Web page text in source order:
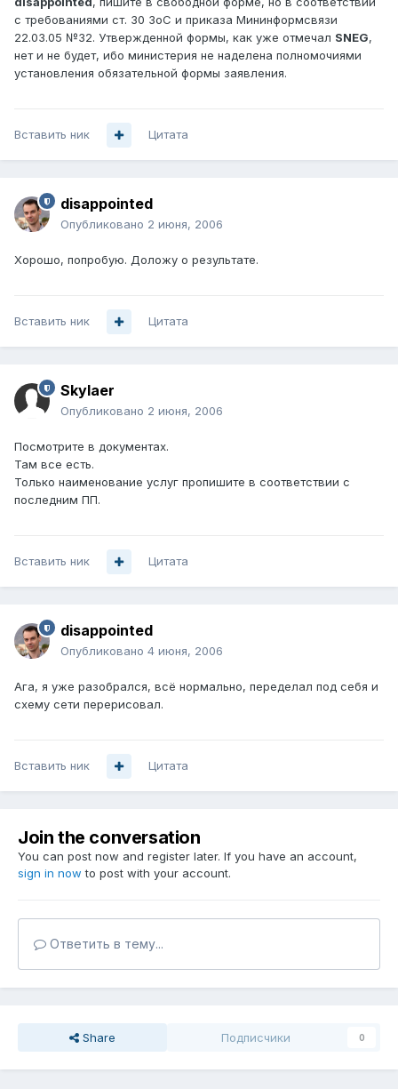
с требованиями ст. 30 ЗоС и приказа Мининформсвязи
22.03.05 №32. Утвержденной формы, как уже отмечал SNEG,
нет и не будет, ибо министерия не наделена полномочиями
установления обязательной формы заявления.
Вставить ник Цитата
disappointed
Опубликовано 2 июня, 2006
Хорошо, попробую. Доложу о результате.
Вставить ник Цитата
Skylaer
Опубликовано 2 июня, 2006
Посмотрите в документах.
Там все есть.
Только наименование услуг пропишите в соответствии с
последним ПП.
Вставить ник Цитата
disappointed
Опубликовано 4 июня, 2006
Ага, я уже разобрался, всё нормально, переделал под себя и
схему сети перерисовал.
Вставить ник Цитата
Join the conversation
You can post now and register later. If you have an account,
sign in now to post with your account.
Ответить в тему...
Share Подписчики 0